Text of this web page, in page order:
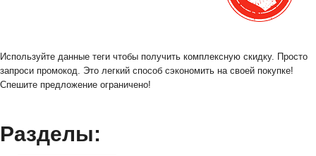
Используйте данные теги чтобы получить комплексную скидку. Просто
запроси промокод. Это легкий способ сэкономить на своей покупке!
Спешите предложение ограничено!
Разделы: